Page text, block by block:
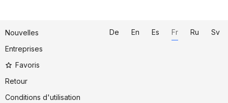
Nouvelles
Entreprises
Favoris
Retour
Conditions d'utilisation
De En Es Fr Ru Sv